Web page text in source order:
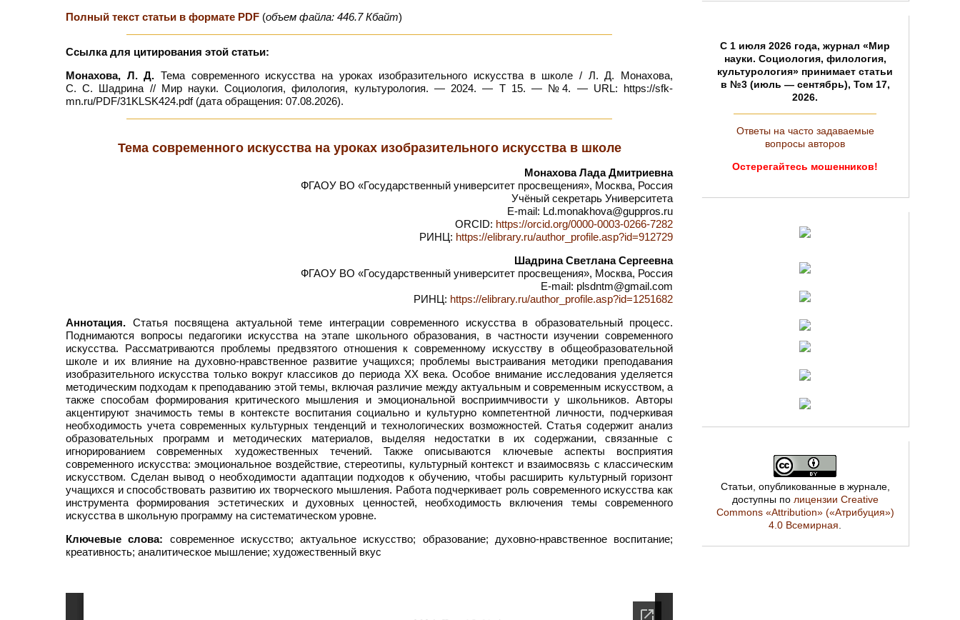
Полный текст статьи в формате PDF (объем файла: 446.7 Кбайт)
Ссылка для цитирования этой статьи:
Монахова, Л. Д. Тема современного искусства на уроках изобразительного искусства в школе / Л. Д. Монахова,
С. С. Шадрина // Мир науки. Социология, филология, культурология. — 2024. — Т 15. — №4. — URL: https://sfk-
mn.ru/PDF/31KLSK424.pdf (дата обращения: 07.08.2026).
Тема современного искусства на уроках изобразительного искусства в школе
Монахова Лада Дмитриевна
ФГАОУ ВО «Государственный университет просвещения», Москва, Россия
Учёный секретарь Университета
E-mail: Ld.monakhova@guppros.ru
ORCID: https://orcid.org/0000-0003-0266-7282
РИНЦ: https://elibrary.ru/author_profile.asp?id=912729
Шадрина Светлана Сергеевна
ФГАОУ ВО «Государственный университет просвещения», Москва, Россия
E-mail: plsdntm@gmail.com
РИНЦ: https://elibrary.ru/author_profile.asp?id=1251682
Аннотация. Статья посвящена актуальной теме интеграции современного искусства в образовательный процесс.
Поднимаются вопросы педагогики искусства на этапе школьного образования, в частности изучении современного
искусства. Рассматриваются проблемы предвзятого отношения к современному искусству в общеобразовательной
школе и их влияние на духовно-нравственное развитие учащихся; проблемы выстраивания методики преподавания
изобразительного искусства только вокруг классиков до периода XX века. Особое внимание исследования уделяется
методическим подходам к преподаванию этой темы, включая различие между актуальным и современным искусством, а
также способам формирования критического мышления и эмоциональной восприимчивости у школьников. Авторы
акцентируют значимость темы в контексте воспитания социально и культурно компетентной личности, подчеркивая
необходимость учета современных культурных тенденций и технологических возможностей. Статья содержит анализ
образовательных программ и методических материалов, выделяя недостатки в их содержании, связанные с
игнорированием современных художественных течений. Также описываются ключевые аспекты восприятия
современного искусства: эмоциональное воздействие, стереотипы, культурный контекст и взаимосвязь с классическим
искусством. Сделан вывод о необходимости адаптации подходов к обучению, чтобы расширить культурный горизонт
учащихся и способствовать развитию их творческого мышления. Работа подчеркивает роль современного искусства как
инструмента формирования эстетических и духовных ценностей, необходимость включения темы современного
искусства в школьную программу на систематическом уровне.
Ключевые слова: современное искусство; актуальное искусство; образование; духовно-нравственное воспитание;
креативность; аналитическое мышление; художественный вкус
C 1 июля 2026 года, журнал «Мир
науки. Социология, филология,
культурология» принимает статьи
в №3 (июль — сентябрь), Том 17,
2026.
Ответы на часто задаваемые
вопросы авторов
Остерегайтесь мошенников!
Статьи, опубликованные в журнале,
доступны по лицензии Creative
Commons «Attribution» («Атрибуция»)
4.0 Всемирная